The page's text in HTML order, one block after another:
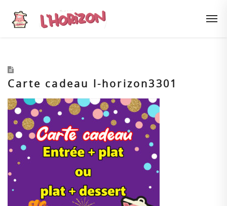
Carte cadeau l-horizon3301